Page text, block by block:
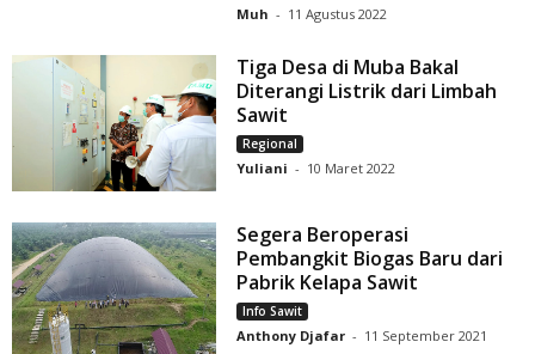
Muh - 11 Agustus 2022
Tiga Desa di Muba Bakal
Diterangi Listrik dari Limbah
Sawit
Regional
Yuliani - 10 Maret 2022
Segera Beroperasi
Pembangkit Biogas Baru dari
Pabrik Kelapa Sawit
Info Sawit
Anthony Djafar - 11 September 2021